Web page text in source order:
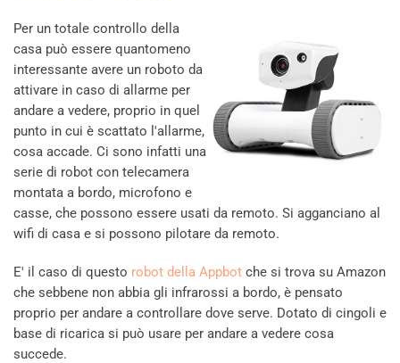
Per un totale controllo della
casa può essere quantomeno
interessante avere un roboto da
attivare in caso di allarme per
andare a vedere, proprio in quel
punto in cui è scattato l'allarme,
cosa accade. Ci sono infatti una
serie di robot con telecamera
montata a bordo, microfono e
casse, che possono essere usati da remoto. Si agganciano al
wifi di casa e si possono pilotare da remoto.
E' il caso di questo robot della Appbot che si trova su Amazon
che sebbene non abbia gli infrarossi a bordo, è pensato
proprio per andare a controllare dove serve. Dotato di cingoli e
base di ricarica si può usare per andare a vedere cosa
succede.